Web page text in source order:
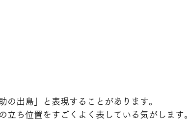
の出島」と表現することがあります。
立ち位置をすごくよく表している気がします。